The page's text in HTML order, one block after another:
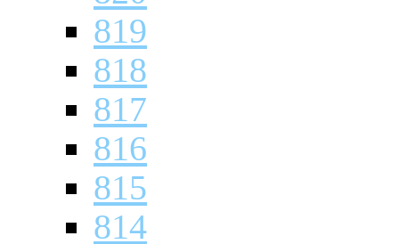
819
818
817
816
815
814